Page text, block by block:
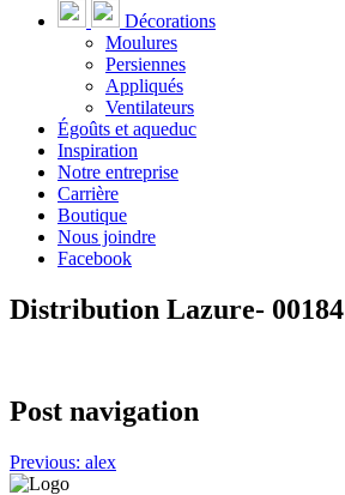
Décorations
Moulures
Persiennes
Appliqués
Ventilateurs
Égoûts et aqueduc
Inspiration
Notre entreprise
Carrière
Boutique
Nous joindre
Facebook
Distribution Lazure- 00184
Post navigation
Previous: alex